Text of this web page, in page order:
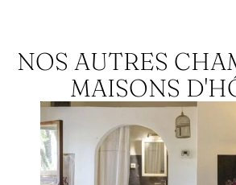
NOS AUTRES
MAISONS